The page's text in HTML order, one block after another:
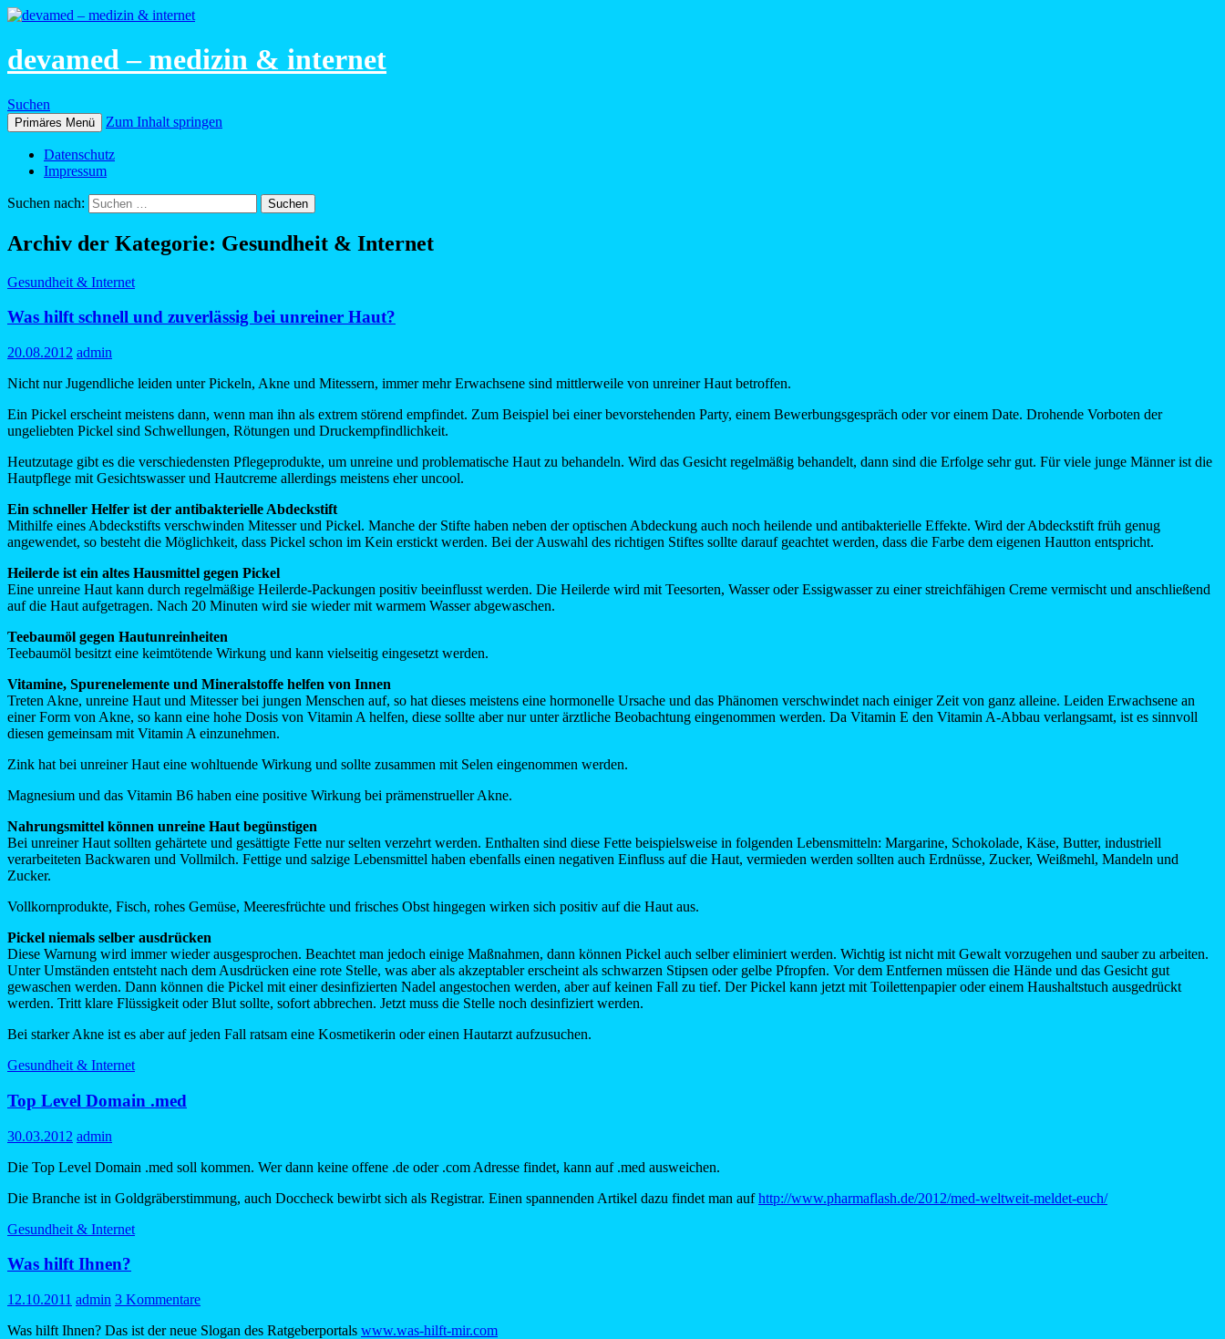
devamed – medizin & internet
Suchen
Primäres Menü Zum Inhalt springen
Datenschutz
Impressum
Suchen nach:
Archiv der Kategorie: Gesundheit & Internet
Gesundheit & Internet
Was hilft schnell und zuverlässig bei unreiner Haut?
20.08.2012 admin
Nicht nur Jugendliche leiden unter Pickeln, Akne und Mitessern, immer mehr Erwachsene sind mittlerweile von unreiner Haut betroffen.
Ein Pickel erscheint meistens dann, wenn man ihn als extrem störend empfindet. Zum Beispiel bei einer bevorstehenden Party, einem Bewerbungsgespräch oder vor einem Date. Drohende Vorboten der
ungeliebten Pickel sind Schwellungen, Rötungen und Druckempfindlichkeit.
Heutzutage gibt es die verschiedensten Pflegeprodukte, um unreine und problematische Haut zu behandeln. Wird das Gesicht regelmäßig behandelt, dann sind die Erfolge sehr gut. Für viele junge Männer ist die
Hautpflege mit Gesichtswasser und Hautcreme allerdings meistens eher uncool.
Ein schneller Helfer ist der antibakterielle Abdeckstift
Mithilfe eines Abdeckstifts verschwinden Mitesser und Pickel. Manche der Stifte haben neben der optischen Abdeckung auch noch heilende und antibakterielle Effekte. Wird der Abdeckstift früh genug
angewendet, so besteht die Möglichkeit, dass Pickel schon im Kein erstickt werden. Bei der Auswahl des richtigen Stiftes sollte darauf geachtet werden, dass die Farbe dem eigenen Hautton entspricht.
Heilerde ist ein altes Hausmittel gegen Pickel
Eine unreine Haut kann durch regelmäßige Heilerde-Packungen positiv beeinflusst werden. Die Heilerde wird mit Teesorten, Wasser oder Essigwasser zu einer streichfähigen Creme vermischt und anschließend
auf die Haut aufgetragen. Nach 20 Minuten wird sie wieder mit warmem Wasser abgewaschen.
Teebaumöl gegen Hautunreinheiten
Teebaumöl besitzt eine keimtötende Wirkung und kann vielseitig eingesetzt werden.
Vitamine, Spurenelemente und Mineralstoffe helfen von Innen
Treten Akne, unreine Haut und Mitesser bei jungen Menschen auf, so hat dieses meistens eine hormonelle Ursache und das Phänomen verschwindet nach einiger Zeit von ganz alleine. Leiden Erwachsene an
einer Form von Akne, so kann eine hohe Dosis von Vitamin A helfen, diese sollte aber nur unter ärztliche Beobachtung eingenommen werden. Da Vitamin E den Vitamin A-Abbau verlangsamt, ist es sinnvoll
diesen gemeinsam mit Vitamin A einzunehmen.
Zink hat bei unreiner Haut eine wohltuende Wirkung und sollte zusammen mit Selen eingenommen werden.
Magnesium und das Vitamin B6 haben eine positive Wirkung bei prämenstrueller Akne.
Nahrungsmittel können unreine Haut begünstigen
Bei unreiner Haut sollten gehärtete und gesättigte Fette nur selten verzehrt werden. Enthalten sind diese Fette beispielsweise in folgenden Lebensmitteln: Margarine, Schokolade, Käse, Butter, industriell
verarbeiteten Backwaren und Vollmilch. Fettige und salzige Lebensmittel haben ebenfalls einen negativen Einfluss auf die Haut, vermieden werden sollten auch Erdnüsse, Zucker, Weißmehl, Mandeln und
Zucker.
Vollkornprodukte, Fisch, rohes Gemüse, Meeresfrüchte und frisches Obst hingegen wirken sich positiv auf die Haut aus.
Pickel niemals selber ausdrücken
Diese Warnung wird immer wieder ausgesprochen. Beachtet man jedoch einige Maßnahmen, dann können Pickel auch selber eliminiert werden. Wichtig ist nicht mit Gewalt vorzugehen und sauber zu arbeiten.
Unter Umständen entsteht nach dem Ausdrücken eine rote Stelle, was aber als akzeptabler erscheint als schwarzen Stipsen oder gelbe Pfropfen. Vor dem Entfernen müssen die Hände und das Gesicht gut
gewaschen werden. Dann können die Pickel mit einer desinfizierten Nadel angestochen werden, aber auf keinen Fall zu tief. Der Pickel kann jetzt mit Toilettenpapier oder einem Haushaltstuch ausgedrückt
werden. Tritt klare Flüssigkeit oder Blut sollte, sofort abbrechen. Jetzt muss die Stelle noch desinfiziert werden.
Bei starker Akne ist es aber auf jeden Fall ratsam eine Kosmetikerin oder einen Hautarzt aufzusuchen.
Gesundheit & Internet
Top Level Domain .med
30.03.2012 admin
Die Top Level Domain .med soll kommen. Wer dann keine offene .de oder .com Adresse findet, kann auf .med ausweichen.
Die Branche ist in Goldgräberstimmung, auch Doccheck bewirbt sich als Registrar. Einen spannenden Artikel dazu findet man aufhttp://www.pharmaflash.de/2012/med-weltweit-meldet-euch/
Gesundheit & Internet
Was hilft Ihnen?
12.10.2011 admin 3 Kommentare
Was hilft Ihnen? Das ist der neue Slogan des Ratgeberportals www.was-hilft-mir.com